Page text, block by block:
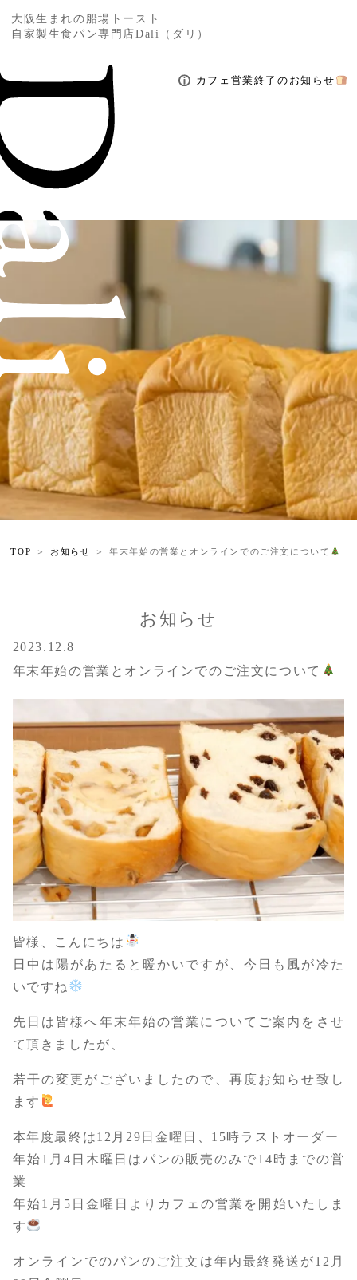
カフェ営業終了のお知らせ
大阪生まれの船場トースト
自家製生食パン専門店Dali（ダリ）
TOP お知らせ 年末年始の営業とオンラインでのご注文について
お知らせ
2023.12.8
年末年始の営業とオンラインでのご注文について
皆様、こんにちは
日中は陽があたると暖かいですが、今日も風が冷た
いですね
先日は皆様へ年末年始の営業についてご案内をさせ
て頂きましたが、
若干の変更がございましたので、再度お知らせ致し
ます
本年度最終は12月29日金曜日、15時ラストオーダー
年始1月4日木曜日はパンの販売のみで14時までの営
業
年始1月5日金曜日よりカフェの営業を開始いたしま
す
オンラインでのパンのご注文は年内最終発送が12月